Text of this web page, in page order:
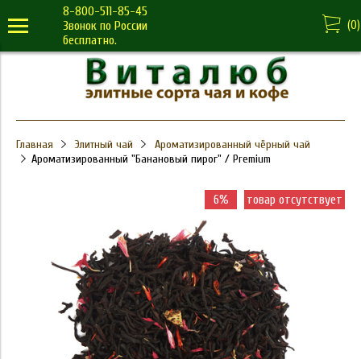
8-800-511-85-45
Звонок по России
бесплатно.
(0)
Главная Элитный чай
Ароматизированный чёрный чай
Ароматизированный "Банановый пирог" / Premium
6% товар отсутствует